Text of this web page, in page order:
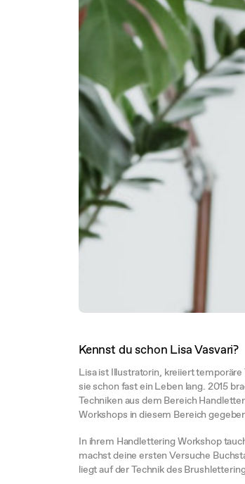
Kennst du schon Lisa Vasvari?
Lisa ist Illustratorin, kreiiert
sie schon fast ein Leben lang. 2015
Techniken aus dem Bereich
Workshops in diesem Bereich
In ihrem Handlettering Workshop
machst deine ersten Versuche
liegt auf der Technik des